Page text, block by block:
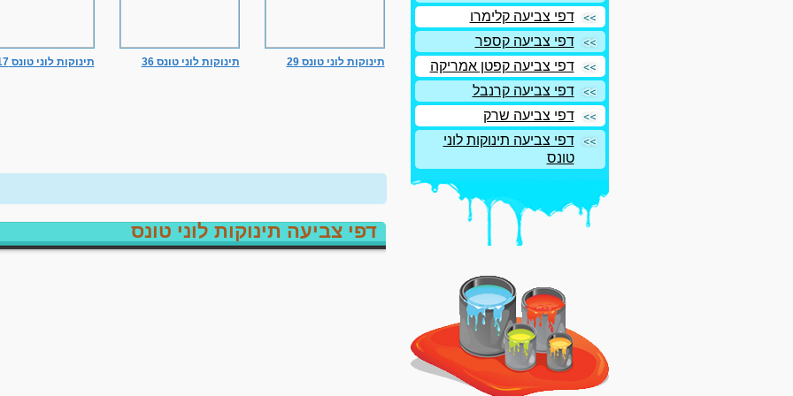
דפי צביעה קלימרו
דפי צביעה קספר
דפי צביעה קפטן אמריקה
דפי צביעה קרנבל
דפי צביעה שרק
דפי צביעה תינוקות לוני
טונס
תינוקות לוני טונס 29 תינוקות לוני טונס 36 תינוקות לוני טונס 17
דפי צביעה תינוקות לוני טונס